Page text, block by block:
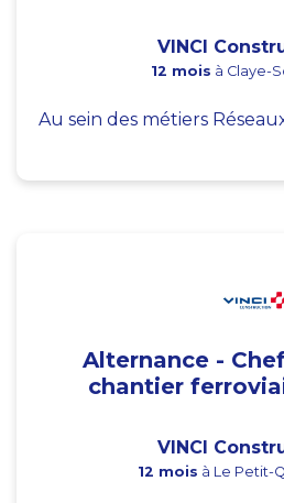
VINCI
12 mois à Claye-
Au sein des métiers
Alternance -
chantier
VINCI
12 mois à Le Petit-